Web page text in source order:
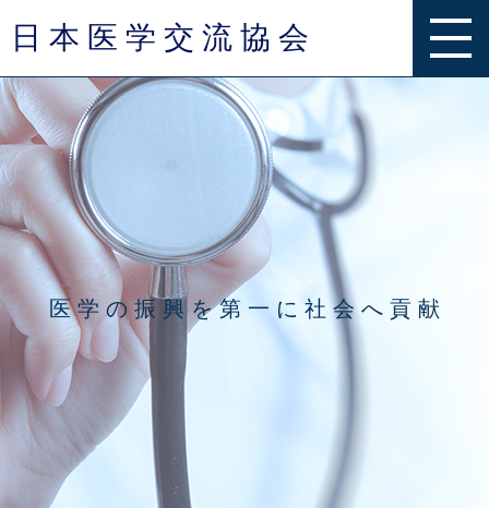
日 本 医 学 交 流 協 会
事業内容
グループ一覧
お知らせ
医 学 の 振 興 を 第 一 に 社 会 へ 貢 献